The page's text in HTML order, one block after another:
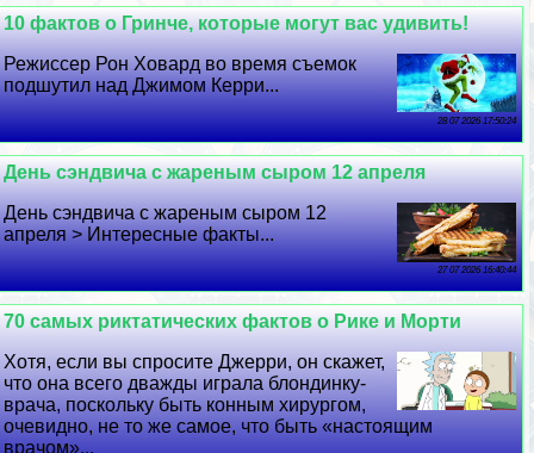
10 фактов о Гринче, которые могут вас удивить!
Режиссер Рон Ховард во время съемок
подшутил над Джимом Керри...
28 07 2026 17:50:24
День сэндвича с жареным сыром 12 апреля
День сэндвича с жареным сыром 12
апреля > Интересные факты...
27 07 2026 16:40:44
70 самых риктатических фактов о Рике и Морти
Хотя, если вы спросите Джерри, он скажет,
что она всего дважды играла блондинку-
врача, поскольку быть конным хирургом,
очевидно, не то же самое, что быть «настоящим
врачом»...